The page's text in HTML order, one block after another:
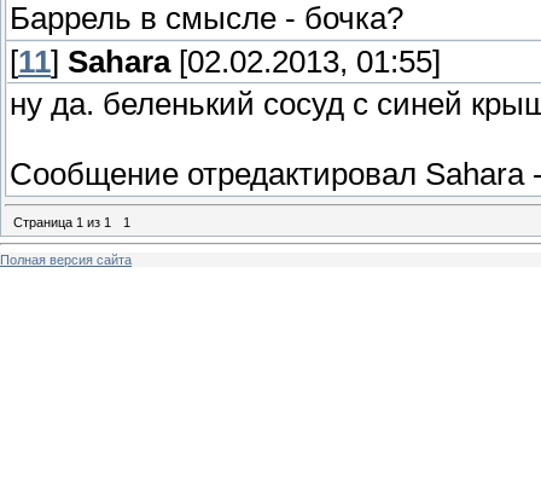
Баррель в смысле - бочка?
[11] Sahara[02.02.2013, 01:55]
ну да. беленький сосуд с синей
Сообщение отредактировал Sahara
Страница 1 из 1 1
Полная версия сайта